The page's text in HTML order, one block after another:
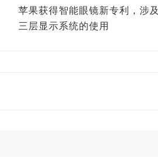
苹果获得智能眼镜新专利，涉及
三层显示系统的使用